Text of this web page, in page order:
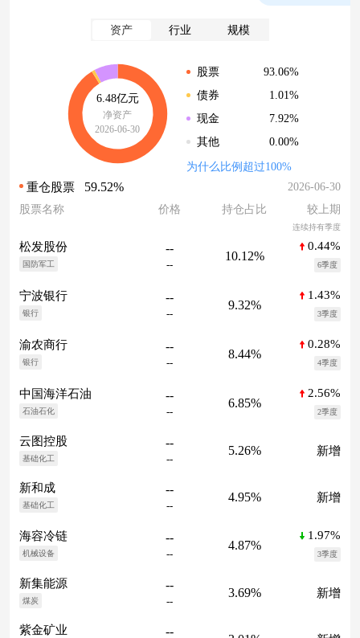
资产 行业 规模
6.48亿元
净资产
2026-06-30
股票
93.06%
债券
1.01%
现金
7.92%
其他
0.00%
为什么比例超过100%
重仓股票 59.52%
2026-06-30
股票名称
价格 持仓占比 较上期
连续持有季度
松发股份
国防军工
--
--
10.12%
0.44%
6季度
宁波银行
银行
--
--
9.32%
1.43%
3季度
渝农商行
银行
--
--
8.44%
0.28%
4季度
中国海洋石油
石油石化
--
--
6.85%
2.56%
2季度
云图控股
基础化工
--
--
5.26% 新增
新和成
基础化工
--
--
4.95% 新增
海容冷链
机械设备
--
--
4.87%
1.97%
3季度
新集能源
煤炭
--
--
3.69% 新增
紫金矿业 --